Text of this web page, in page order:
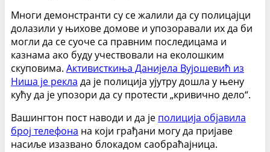
Многи демонстранти су се жалили да су полицајци
долазили у њихове домове и упозоравали их да би
могли да се суоче са правним последицама и
казнама ако буду учествовали на еколошким
скуповима. Активисткиња Данијела Вујошевић из
Ниша је рекла да је полиција ујутру дошла у њену
кућу да је упозори да су протести „кривично дело“.
Вашингтон пост наводи и да је полиција објавила
број телефона на који грађани могу да пријаве
насиље изазвано блокадом саобраћајница.